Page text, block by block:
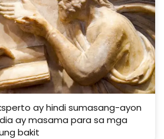
ay hindi sumasang-ayon
ay masama para sa mga
bakit